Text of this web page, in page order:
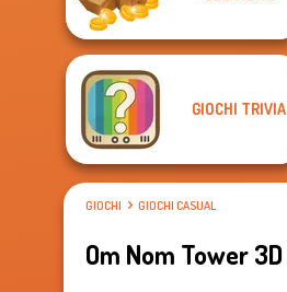
GIOCHI TRIVIA
GIOCHI GIOCHI CASUAL
Om Nom Tower 3D